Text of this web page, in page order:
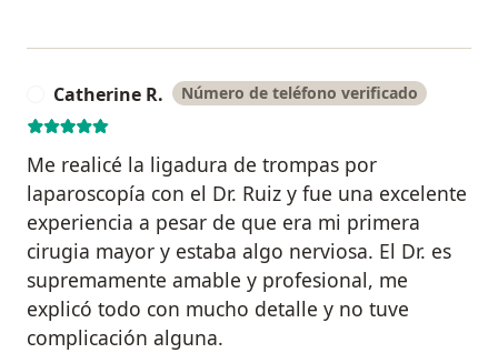
Catherine R. Número de teléfono verificado
Me realicé la ligadura de trompas por
laparoscopía con el Dr. Ruiz y fue una excelente
experiencia a pesar de que era mi primera
cirugia mayor y estaba algo nerviosa. El Dr. es
supremamente amable y profesional, me
explicó todo con mucho detalle y no tuve
complicación alguna.